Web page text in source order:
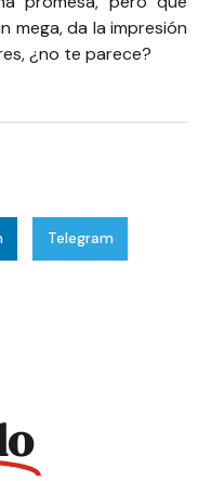
mega, da la impresión
¿no te parece?
Telegram